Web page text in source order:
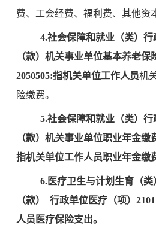
费、工会经费、福利费、其他资
4.社会保障和就业（类）
（款）机关事业单位基本养老保
2050505:指机关单位工作人员机
险缴费。
5.社会保障和就业（类）
（款）机关事业单位职业年金缴
指机关单位工作人员职业年金缴
6.医疗卫生与计划生育（
（款）
行政单位医疗（项）
人员医疗保险支出。